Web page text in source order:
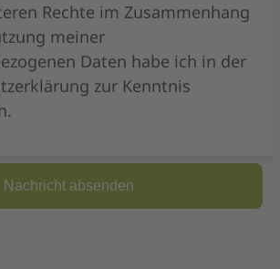
Rechte im Zusammenhang
meiner
Daten habe ich in der
zur Kenntnis